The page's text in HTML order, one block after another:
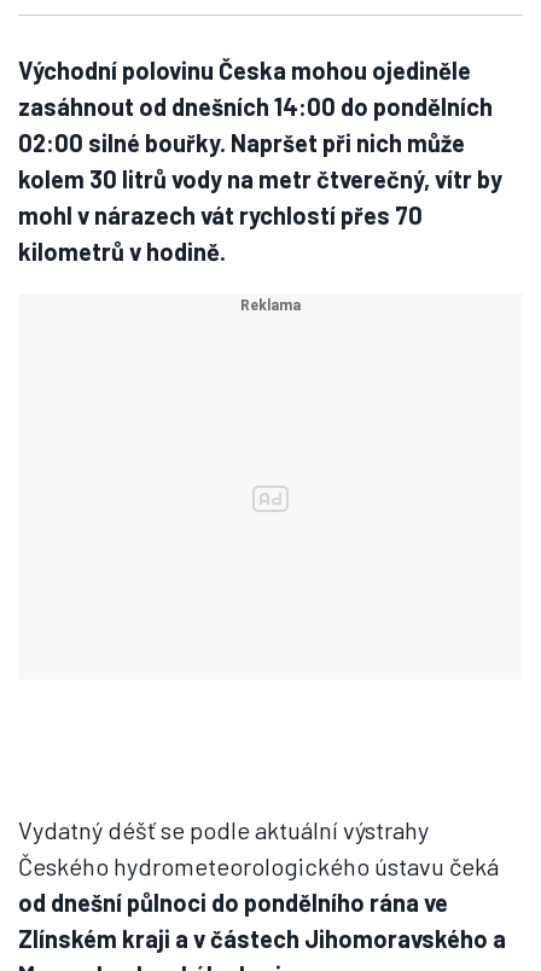
Východní polovinu Česka mohou ojediněle
zasáhnout od dnešních 14:00 do pondělních
02:00 silné bouřky. Napršet při nich může
kolem 30 litrů vody na metr čtverečný, vítr by
mohl v nárazech vát rychlostí přes 70
kilometrů v hodině.
Vydatný déšť se podle aktuální výstrahy
Českého hydrometeorologického ústavu čeká
od dnešní půlnoci do pondělního rána ve
Zlínském kraji a v částech Jihomoravského a